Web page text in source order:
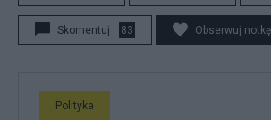
Skomentuj 83 Obserwuj notkę
Polityka